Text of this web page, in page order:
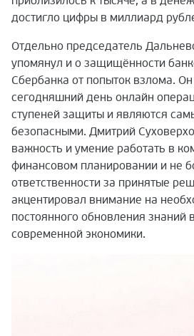
достигло цифры в миллиард
Отдельно председатель
упомянул и о защищённости
Сбербанка от попыток взлома. Он
сегодняшний день онлайн
ступеней защиты и являются
безопасными. Дмитрий
важность и умение работать в
финансовом планировании и не
ответственности за принятые
акцентировал внимание на
постоянного обновления знаний
современной экономики.